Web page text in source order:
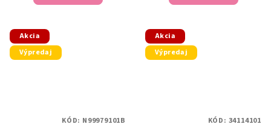
Akcia
Výpredaj
KÓD: N99979101B
Akcia
Výpredaj
KÓD: 34114101